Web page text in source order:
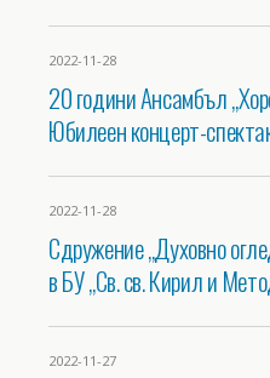
2022-11-28
20 години Ансамбъл
Юбилеен концерт-
2022-11-28
Сдружение „Духовно
в БУ „Св. св. Кирил и
2022-11-27